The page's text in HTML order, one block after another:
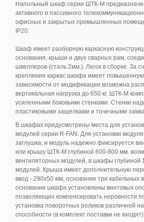
Напольный шкаф серии ШТК-М
активного и пассивного
офисных и закрытых промышленных
IP20.
Шкаф имеет разборную каркасную
основания, крыши и двух сварных рам,
швеллеров (сталь 2мм.). Легок в сборке. За
крепления каркас шкафа имеет повышенную
зависимости от модификации возможна
вертикальная нагрузка до 650 кг. ШТК-М
усиленными боковыми стенками. Стенки
пластиковыми защелками и точечными
В шкафах предусмотрены места для
модулей серии R-FAN. Для установки
заглушка, и модуль надежно фиксируется
или крышу ШТК-М глубиной 600-800 мм.
вентиляторных модулей, в шкафы глубиной
модулей. Крыша имеет дополнительную
ввод - 290х50 мм, основание три кабельных
основание шкафа установлены винтовых
позволяющих компенсировать неровности
установка поворотных роликов различной
способности (в комплект поставки не